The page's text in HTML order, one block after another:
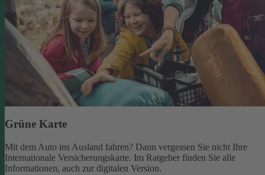
Grüne Karte
Mit dem Auto ins Ausland fahren? Dann vergessen Sie nicht Ihre
Internationale Versicherungskarte. Im Ratgeber finden Sie alle
Informationen, auch zur digitalen Version.